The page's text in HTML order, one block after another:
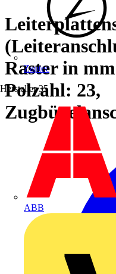
Zaptec
Hersteller 35
ABB
Raster in
Polzahl: 23,